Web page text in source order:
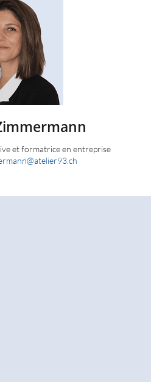
et formatrice en entreprise
@atelier93.ch